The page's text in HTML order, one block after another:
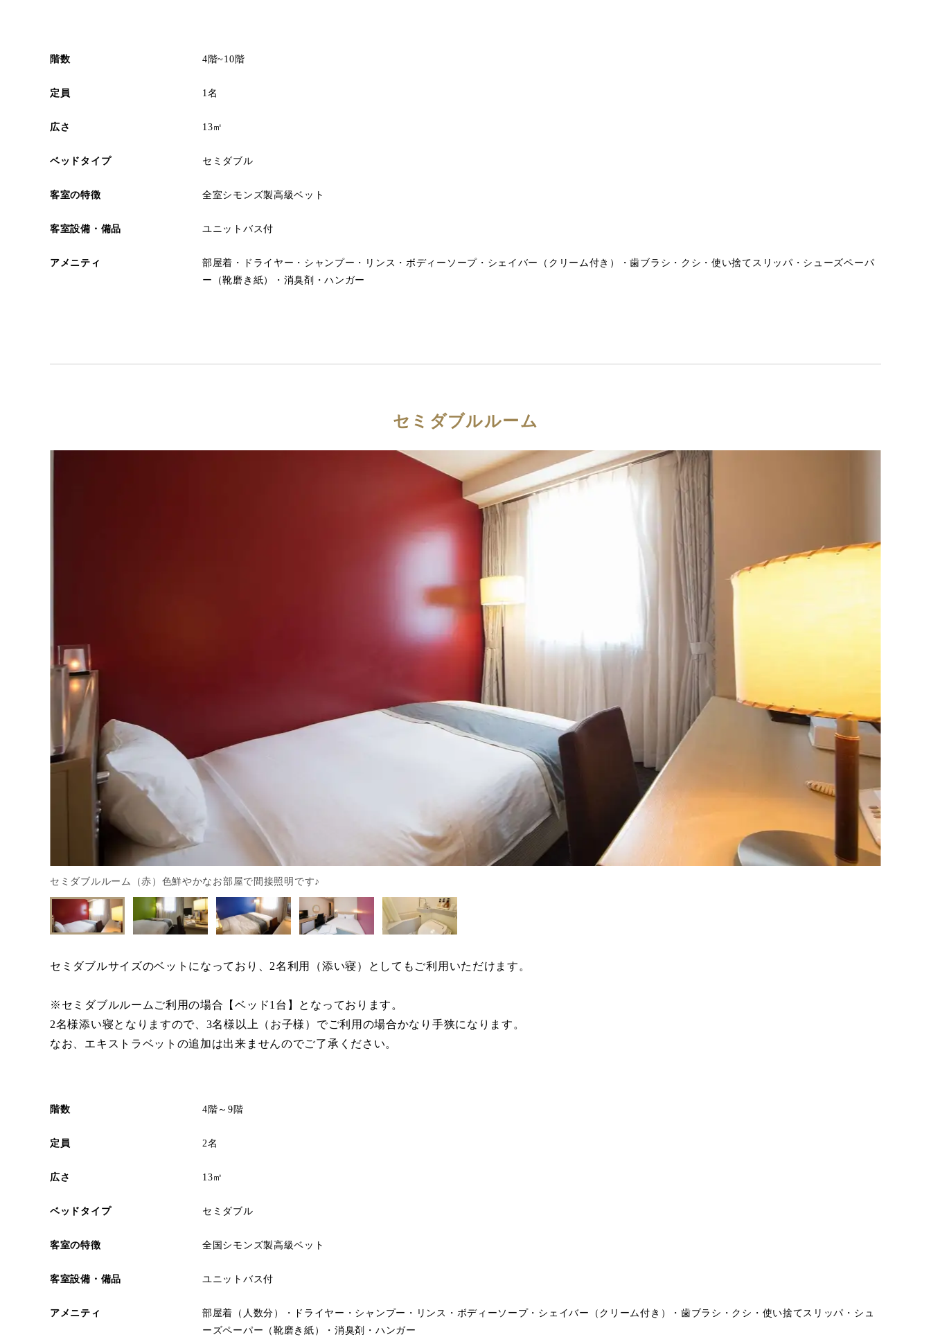
階数 4階~10階
定員 1名
広さ 13㎡
ベッドタイプ セミダブル
客室の特徴 全室シモンズ製高級ベット
客室設備・備品 ユニットバス付
アメニティ
部屋着・ドライヤー・シャンプー・リンス・ボディーソープ・シェイバー（クリーム付き）・歯ブラシ・クシ・使い捨てスリッパ・シューズペーパ
ー（靴磨き紙）・消臭剤・ハンガー
セミダブルルーム
セミダブルルーム（赤）色鮮やかなお部屋で間接照明です♪
セミダブルサイズのベットになっており、2名利用（添い寝）としてもご利用いただけます。
※セミダブルルームご利用の場合【ベッド1台】となっております。
2名様添い寝となりますので、3名様以上（お子様）でご利用の場合かなり手狭になります。
なお、エキストラベットの追加は出来ませんのでご了承ください。
階数 4階～9階
定員 2名
広さ 13㎡
ベッドタイプ セミダブル
客室の特徴 全国シモンズ製高級ベット
客室設備・備品 ユニットバス付
アメニティ
部屋着（人数分）・ドライヤー・シャンプー・リンス・ボディーソープ・シェイバー（クリーム付き）・歯ブラシ・クシ・使い捨てスリッパ・シュ
ーズペーパー（靴磨き紙）・消臭剤・ハンガー